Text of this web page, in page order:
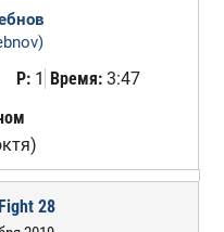
Р:1 Время:3:47
28